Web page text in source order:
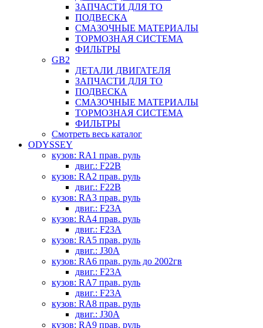
ЗАПЧАСТИ ДЛЯ ТО
ПОДВЕСКА
СМАЗОЧНЫЕ МАТЕРИАЛЫ
ТОРМОЗНАЯ СИСТЕМА
ФИЛЬТРЫ
GB2
ДЕТАЛИ ДВИГАТЕЛЯ
ЗАПЧАСТИ ДЛЯ ТО
ПОДВЕСКА
СМАЗОЧНЫЕ МАТЕРИАЛЫ
ТОРМОЗНАЯ СИСТЕМА
ФИЛЬТРЫ
Смотреть весь каталог
ODYSSEY
кузов: RA1 прав. руль
двиг.: F22B
кузов: RA2 прав. руль
двиг.: F22B
кузов: RA3 прав. руль
двиг.: F23A
кузов: RA4 прав. руль
двиг.: F23A
кузов: RA5 прав. руль
двиг.: J30A
кузов: RA6 прав. руль до 2002гв
двиг.: F23A
кузов: RA7 прав. руль
двиг.: F23A
кузов: RA8 прав. руль
двиг.: J30A
кузов: RA9 прав. руль